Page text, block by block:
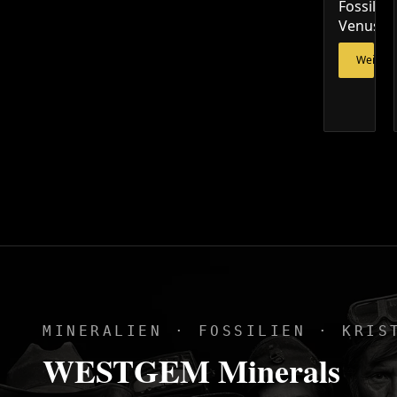
Fossile
MINERALIEN · FOSSILIEN ·
WESTGEM Minerals